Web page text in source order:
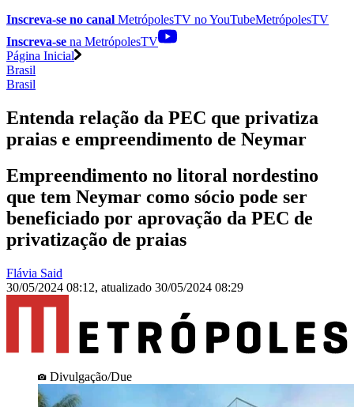
Inscreva-se no canal MetrópolesTV noYouTubeMetrópolesTV
Inscreva-se na MetrópolesTV
Página Inicial
Brasil
Brasil
Entenda relação da PEC que privatiza
praias e empreendimento de Neymar
Empreendimento no litoral nordestino
que tem Neymar como sócio pode ser
beneficiado por aprovação da PEC de
privatização de praias
Flávia Said
30/05/2024 08:12, atualizado 30/05/2024 08:29
Divulgação/Due